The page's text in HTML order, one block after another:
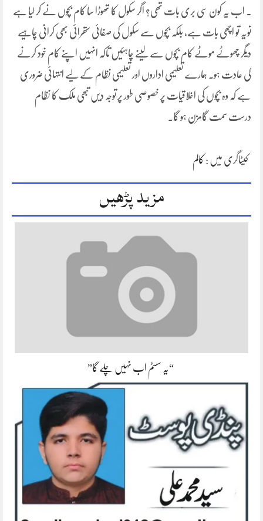
۔ اب یہ کون سی بری بات تھی؟ اگر سکول کا تھوڑا سا کام بچوں نے کر لیا ہے
تویہ تو اچھی بات ہے، بلکہ بچوں سے سکول کی صفائی ستھرائی بھی کرانی چاہیے
دیگر چھوٹے موٹے کام بچوں سے لینے چاہئیں تاکہ انہیں اپنے کام خود کرنے
کی عادت ہو۔ ہمارے تعلیمی اداروں اور تعلیمی نظام کے لیے انتہائی ضروری
ہے کہ وہ بچوں کی اخلاقیات پر خصوصی طور پر توجہ دیں تبھی ملک کا نظام
درست سمت گامزن ہو گا۔
کیٹاگری میں : کالم
مزید پڑھیں
“یہ سسٹم اب نہیں چلے گا”